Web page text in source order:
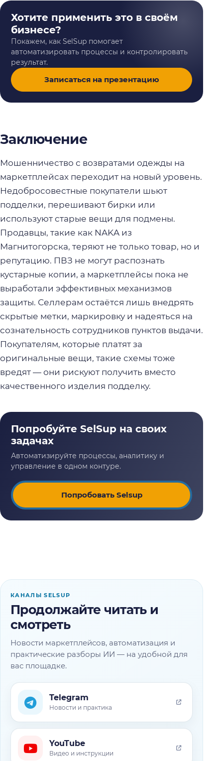
Хотите применить это в своём
бизнесе?
Покажем, как SelSup помогает
автоматизировать процессы и контролировать
результат.
Записаться на презентацию
Заключение
Мошенничество с возвратами одежды на
маркетплейсах переходит на новый уровень.
Недобросовестные покупатели шьют
подделки, перешивают бирки или
используют старые вещи для подмены.
Продавцы, такие как NAKA из
Магнитогорска, теряют не только товар, но и
репутацию. ПВЗ не могут распознать
кустарные копии, а маркетплейсы пока не
выработали эффективных механизмов
защиты. Селлерам остаётся лишь внедрять
скрытые метки, маркировку и надеяться на
сознательность сотрудников пунктов выдачи.
Покупателям, которые платят за
оригинальные вещи, такие схемы тоже
вредят — они рискуют получить вместо
качественного изделия подделку.
Попробовать Selsup
КАНАЛЫ SELSUP
Продолжайте читать и
смотреть
Новости маркетплейсов, автоматизация и
практические разборы ИИ — на удобной для
вас площадке.
Telegram
Новости и практика
YouTube
Видео и инструкции